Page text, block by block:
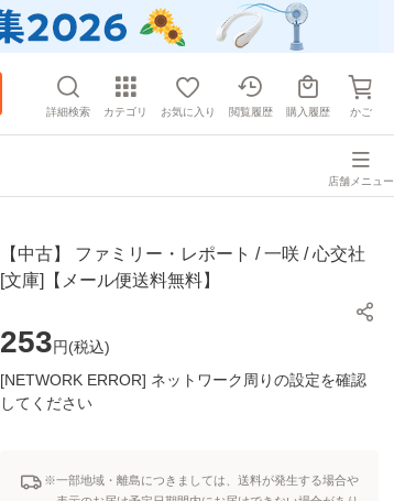
詳細検索 カテゴリ お気に入り 閲覧履歴 購入履歴 かご
店舗メニュー
【中古】 ファミリー・レポート / 一咲 / 心交社
[文庫]【メール便送料無料】
253円(税込)
[NETWORK ERROR] ネットワーク周りの設定を確認
してください
※一部地域・離島につきましては、送料が発生する場合や